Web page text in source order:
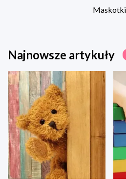
Maskotki
Najnowsze artykuły